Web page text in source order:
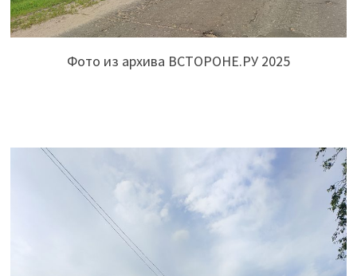
Фото из архива ВСТОРОНЕ.РУ 2025